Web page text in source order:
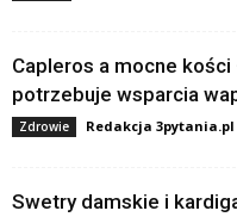
Capleros a mocne
potrzebuje wsparcia
Zdrowie Redakcja 3pytania.pl
Swetry damskie i